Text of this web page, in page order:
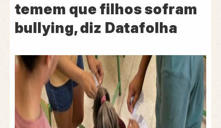
temem que filhos sofram
bullying, diz Datafolha